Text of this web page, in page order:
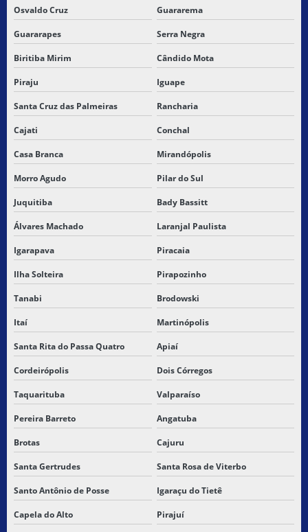
TRANSPORTE DE CARGAS SUBCONTRATAÇÃO
TRANSPORTE DE CARGAS URGENTES
TRANSPORTE DE MERCADORIA DE TERCEIROS
TRANSPORTE DE MERCADORIAS
TRANSPORTE DE MERCADORIAS ENTRE ESTADOS
TRANSPORTE DE MERCADORIAS PERIGOSAS
TRANSPORTE RODOVIÁRIO
TRANSPORTE RODOVIÁRIO DE CARGAS
TRANSPORTE RODOVIÁRIO DE CARGAS FRACIONADAS
TRANSPORTE RODOVIÁRIO DE CARGAS NO BRASIL
TRANSPORTE RODOVIÁRIO DE CARGAS PERIGOSAS
TRANSPORTE RODOVIARIO MERCADORIA
TRANSPORTE RODOVIÁRIO DE MERCADORIAS PERIGOSAS
TRANSPORTE TERRESTRE DE MERCADORIAS
TRANSPORTES MERCADORIAS RODOVIARIOS
Osvaldo Cruz Guararema
Guararapes Serra Negra
Biritiba Mirim Cândido Mota
Piraju Iguape
Santa Cruz das Palmeiras Rancharia
Cajati Conchal
Casa Branca Mirandópolis
Morro Agudo Pilar do Sul
Juquitiba Bady Bassitt
Álvares Machado Laranjal Paulista
Igarapava Piracaia
Ilha Solteira Pirapozinho
Tanabi Brodowski
Itaí Martinópolis
Santa Rita do Passa Quatro Apiaí
Cordeirópolis Dois Córregos
Taquarituba Valparaíso
Pereira Barreto Angatuba
Brotas Cajuru
Santa Gertrudes Santa Rosa de Viterbo
Santo Antônio de Posse Igaraçu do Tietê
Capela do Alto Pirajuí